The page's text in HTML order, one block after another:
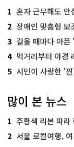
1 혼자 근무해도
2 장애인 맞춤형 보
3 걸을 때마다 아픈 '
4 먹거리부터 야경
5 시민이 사랑한 '찐'
많이 본 뉴스
1 주황색 리본 따라 한
2 서울 로컬여행,